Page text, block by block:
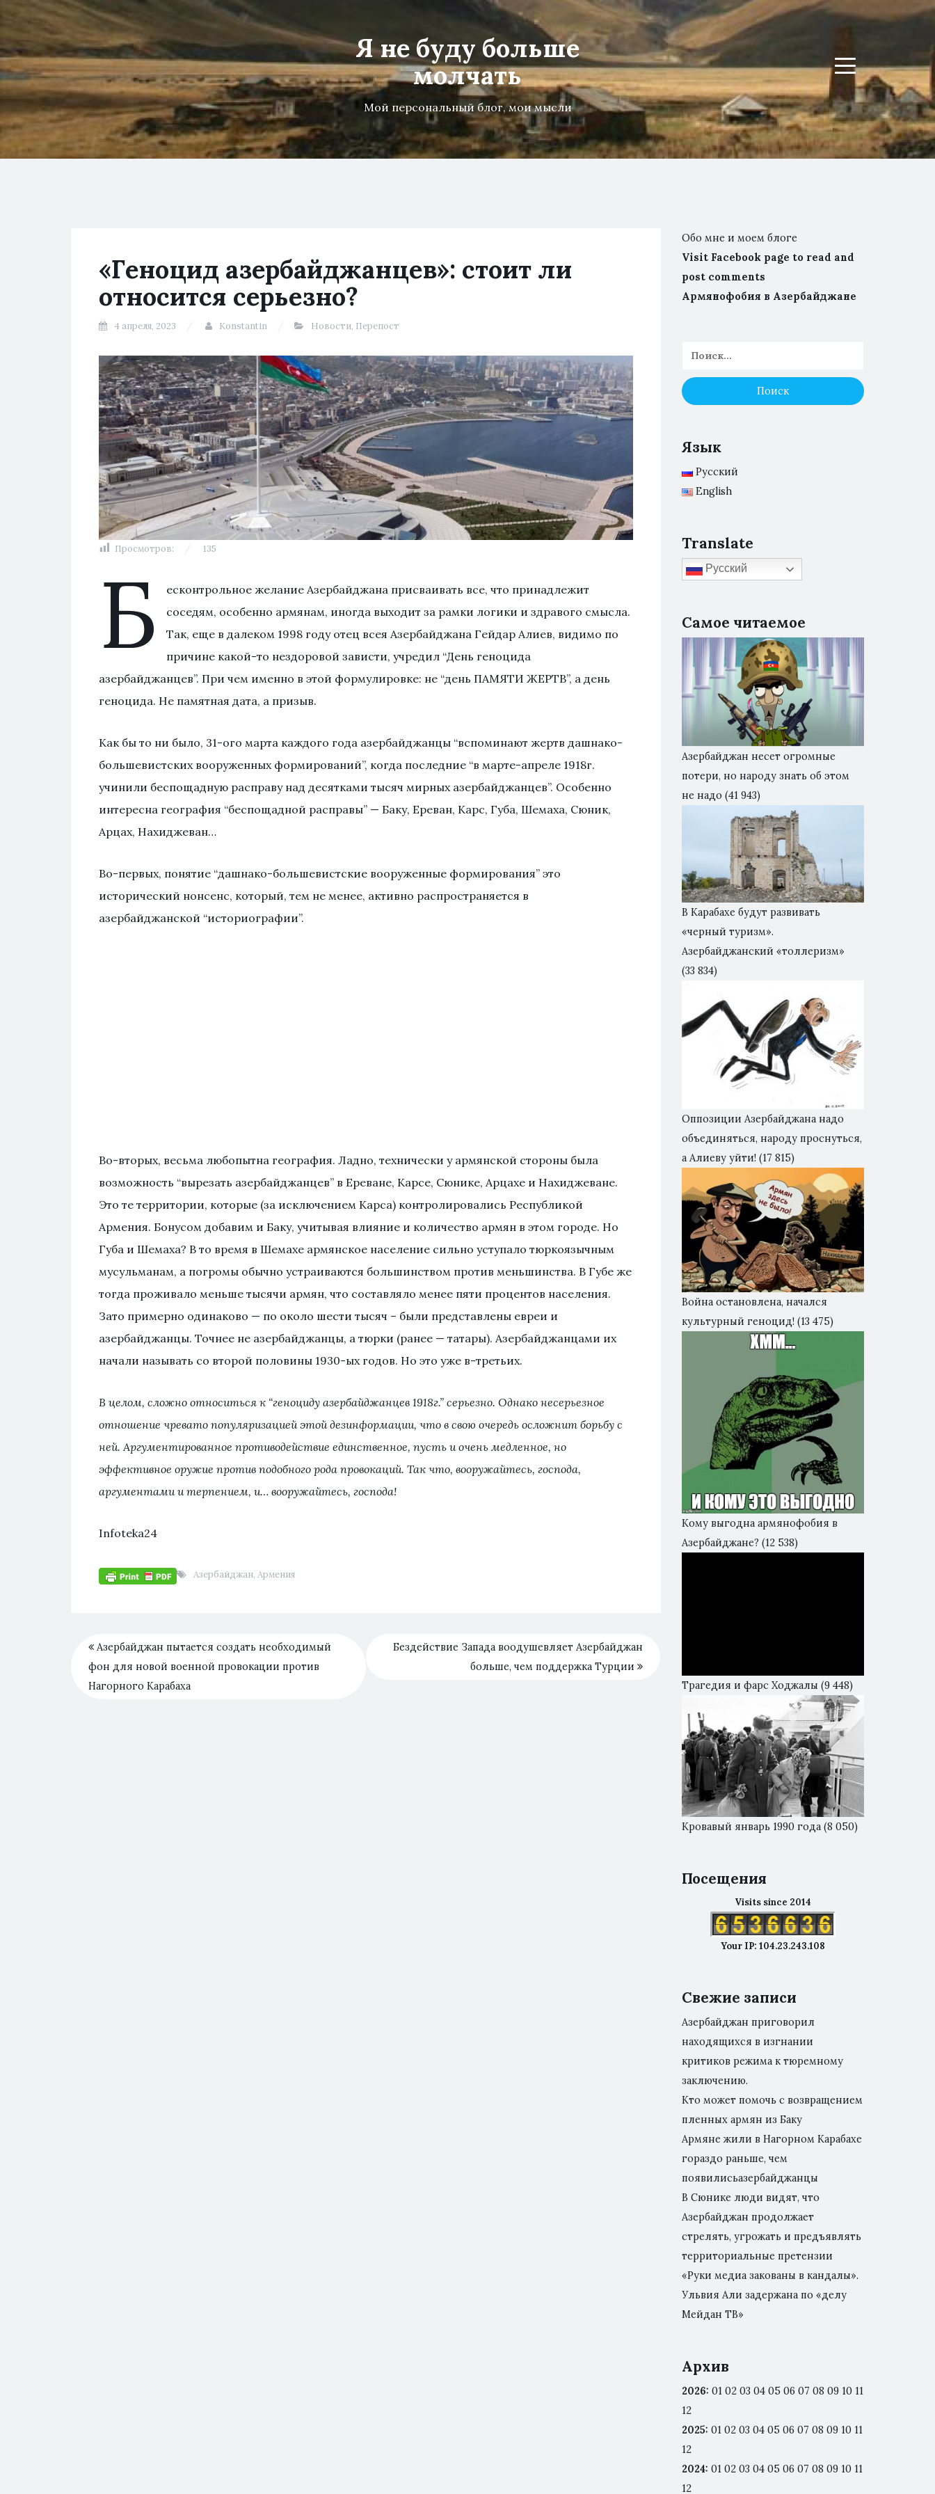
Я не буду больше
молчать
Мой персональный блог, мои мысли
Menu
«Геноцид азербайджанцев»: стоит ли
относится серьезно?
4 апреля, 2023 Konstantin Новости, Перепост
Просмотров: 135
Б
есконтрольное желание Азербайджана присваивать все, что принадлежит
соседям, особенно армянам, иногда выходит за рамки логики и здравого смысла.
Так, еще в далеком 1998 году отец всея Азербайджана Гейдар Алиев, видимо по
причине какой-то нездоровой зависти, учредил “День геноцида
азербайджанцев”. При чем именно в этой формулировке: не “день ПАМЯТИ ЖЕРТВ”, а день
геноцида. Не памятная дата, а призыв.
Как бы то ни было, 31-ого марта каждого года азербайджанцы “вспоминают жертв дашнако-
большевистских вооруженных формирований”, когда последние “в марте-апреле 1918г.
учинили беспощадную расправу над десятками тысяч мирных азербайджанцев”. Особенно
интересна география “беспощадной расправы” — Баку, Ереван, Карс, Губа, Шемаха, Сюник,
Арцах, Нахиджеван…
Во-первых, понятие “дашнако-большевистские вооруженные формирования” это
исторический нонсенс, который, тем не менее, активно распространяется в
азербайджанской “историографии”.
Во-вторых, весьма любопытна география. Ладно, технически у армянской стороны была
возможность “вырезать азербайджанцев” в Ереване, Карсе, Сюнике, Арцахе и Нахиджеване.
Это те территории, которые (за исключением Карса) контролировались Республикой
Армения. Бонусом добавим и Баку, учитывая влияние и количество армян в этом городе. Но
Губа и Шемаха? В то время в Шемахе армянское население сильно уступало тюркоязычным
мусульманам, а погромы обычно устраиваются большинством против меньшинства. В Губе же
тогда проживало меньше тысячи армян, что составляло менее пяти процентов населения.
Зато примерно одинаково — по около шести тысяч – были представлены евреи и
азербайджанцы. Точнее не азербайджанцы, а тюрки (ранее — татары). Азербайджанцами их
начали называть со второй половины 1930-ых годов. Но это уже в-третьих.
В целом, сложно относиться к “геноциду азербайджанцев 1918г.” серьезно. Однако несерьезное
отношение чревато популяризацией этой дезинформации, что в свою очередь осложнит борьбу с
ней. Аргументированное противодействие единственное, пусть и очень медленное, но
эффективное оружие против подобного рода провокаций. Так что, вооружайтесь, господа,
аргументами и терпением, и… вооружайтесь, господа!
Infoteka24
Азербайджан, Армения
Азербайджан пытается создать необходимый
фон для новой военной провокации против
Нагорного Карабаха
Бездействие Запада воодушевляет Азербайджан
больше, чем поддержка Турции
Обо мне и моем блоге
Visit Facebook page to read and
post comments
Армянофобия в Азербайджане
Язык
Русский
English
Translate
Русский
Самое читаемое
Азербайджан несет огромные
потери, но народу знать об этом
не надо (41 943)
В Карабахе будут развивать
«черный туризм».
Азербайджанский «толлеризм»
(33 834)
Оппозиции Азербайджана надо
объединяться, народу проснуться,
а Алиеву уйти! (17 815)
Война остановлена, начался
культурный геноцид! (13 475)
Кому выгодна армянофобия в
Азербайджане? (12 538)
Трагедия и фарс Ходжалы (9 448)
Кровавый январь 1990 года (8 050)
Посещения
Visits since 2014
Your IP: 104.23.243.108
Свежие записи
Азербайджан приговорил
находящихся в изгнании
критиков режима к тюремному
заключению.
Кто может помочь с возвращением
пленных армян из Баку
Армяне жили в Нагорном Карабахе
гораздо раньше, чем
появилисьазербайджанцы
В Сюнике люди видят, что
Азербайджан продолжает
стрелять, угрожать и предъявлять
территориальные претензии
«Руки медиа закованы в кандалы».
Ульвия Али задержана по «делу
Мейдан ТВ»
Архив
2026: 01 02 03 04 05 06 07 08 09 10 11
12
2025: 01 02 03 04 05 06 07 08 09 10 11
12
2024: 01 02 03 04 05 06 07 08 09 10 11
12